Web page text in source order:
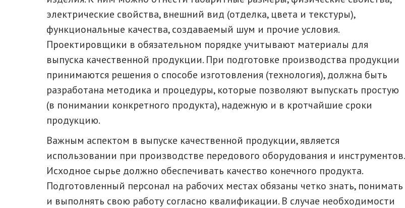
электрические свойства, внешний вид (отделка, цвета и текстуры),
функциональные качества, создаваемый шум и прочие условия.
Проектировщики в обязательном порядке учитывают материалы для
выпуска качественной продукции. При подготовке производства продукции
принимаются решения о способе изготовления (технология), должна быть
разработана методика и процедуры, которые позволяют выпускать простую
(в понимании конкретного продукта), надежную и в кротчайшие сроки
продукцию.
Важным аспектом в выпуске качественной продукции, является
использовании при производстве передового оборудования и инструментов.
Исходное сырье должно обеспечивать качество конечного продукта.
Подготовленный персонал на рабочих местах обязаны четко знать, понимать
и выполнять свою работу согласно квалификации. В случае необходимости